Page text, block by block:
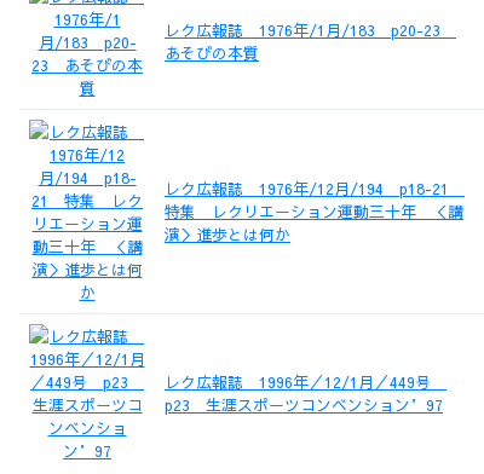
レク広報誌 1976年/1月/183 p20-23
あそびの本質
レク広報誌 1976年/12月/194 p18-21
特集 レクリエーション運動三十年 ＜講
演＞進歩とは何か
レク広報誌 1996年／12/1月／449号
p23 生涯スポーツコンベンション’97